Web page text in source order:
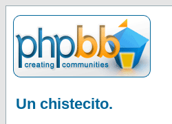
Un chistecito.